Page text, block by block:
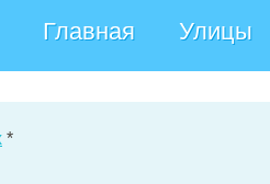
Главная Улицы
*